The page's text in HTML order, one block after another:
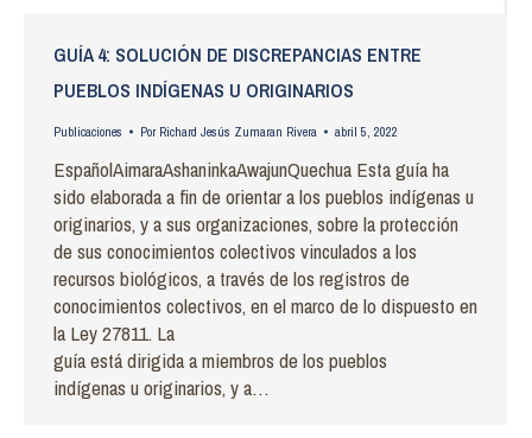
GUÍA 4: SOLUCIÓN DE DISCREPANCIAS ENTRE
PUEBLOS INDÍGENAS U ORIGINARIOS
Publicaciones Por Richard Jesús Zumaran Rivera abril 5, 2022
EspañolAimaraAshaninkaAwajunQuechua Esta guía ha
sido elaborada a fin de orientar a los pueblos indígenas u
originarios, y a sus organizaciones, sobre la protección
de sus conocimientos colectivos vinculados a los
recursos biológicos, a través de los registros de
conocimientos colectivos, en el marco de lo dispuesto en
la Ley 27811. La
guía está dirigida a miembros de los pueblos
indígenas u originarios, y a…